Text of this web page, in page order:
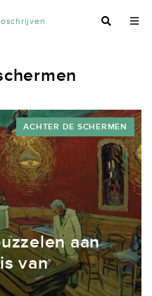
aan
van
ACHTER DE SCHERMEN